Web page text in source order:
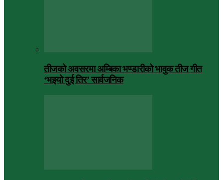
तीजको अवसरमा अम्बिका भण्डारीको भावुक तीज गीत
‘भइयो दुई तिर’ सार्वजनिक